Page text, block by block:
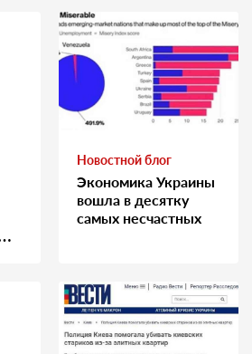
Новостной блог
Экономика Украины
вошла в десятку
самых несчастных